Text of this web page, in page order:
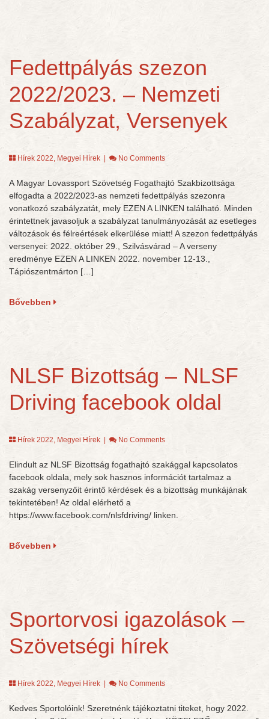
Fedettpályás szezon
2022/2023. – Nemzeti
Szabályzat, Versenyek
Hírek 2022, Megyei Hírek No Comments
A Magyar Lovassport Szövetség Fogathajtó Szakbizottsága
elfogadta a 2022/2023-as nemzeti fedettpályás szezonra
vonatkozó szabályzatát, mely EZEN A LINKEN található. Minden
érintettnek javasoljuk a szabályzat tanulmányozását az esetleges
változások és félreértések elkerülése miatt! A szezon fedettpályás
versenyei: 2022. október 29., Szilvásvárad – A verseny
eredménye EZEN A LINKEN 2022. november 12-13.,
Tápiószentmárton […]
Bővebben
NLSF Bizottság – NLSF
Driving facebook oldal
Hírek 2022, Megyei Hírek No Comments
Elindult az NLSF Bizottság fogathajtó szakággal kapcsolatos
facebook oldala, mely sok hasznos információt tartalmaz a
szakág versenyzőit érintő kérdések és a bizottság munkájának
tekintetében! Az oldal elérhető a
https://www.facebook.com/nlsfdriving/ linken.
Bővebben
Sportorvosi igazolások –
Szövetségi hírek
Hírek 2022, Megyei Hírek No Comments
Kedves Sportolóink! Szeretnénk tájékoztatni titeket, hogy 2022.